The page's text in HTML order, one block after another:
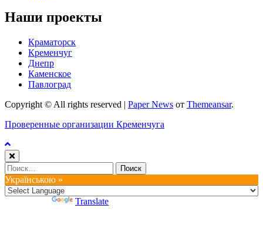
Наши проекты
Краматорск
Кременчуг
Днепр
Каменское
Павлоград
Copyright © All rights reserved | Paper News от Themeansar.
Проверенные организации Кременчуга
Найти:
Українською »
Translate